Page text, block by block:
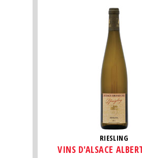
RIESLING
VINS D'ALSACE